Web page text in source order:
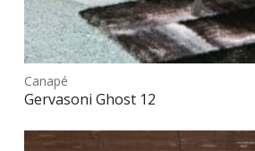
Canapé
Gervasoni Ghost 12